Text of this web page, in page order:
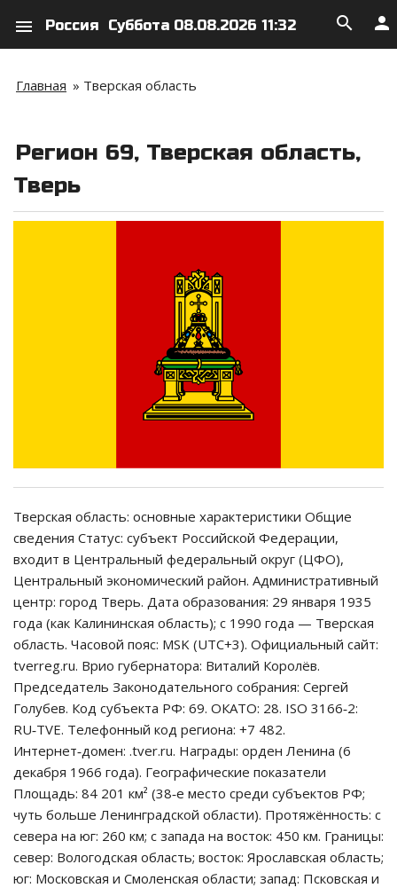
menu Россия Суббота 08.08.2026 11:32 person
search
Главная » Тверская область
Регион 69, Тверская область,
Тверь
Тверская область: основные характеристики Общие
сведения Статус: субъект Российской Федерации,
входит в Центральный федеральный округ (ЦФО),
Центральный экономический район. Административный
центр: город Тверь. Дата образования: 29 января 1935
года (как Калининская область); с 1990 года — Тверская
область. Часовой пояс: MSK (UTC+3). Официальный сайт:
tverreg.ru. Врио губернатора: Виталий Королёв.
Председатель Законодательного собрания: Сергей
Голубев. Код субъекта РФ: 69. ОКАТО: 28. ISO 3166‑2:
RU‑TVE. Телефонный код региона: +7 482.
Интернет‑домен: .tver.ru. Награды: орден Ленина (6
декабря 1966 года). Географические показатели
Площадь: 84 201 км² (38‑е место среди субъектов РФ;
чуть больше Ленинградской области). Протяжённость: с
севера на юг: 260 км; с запада на восток: 450 км. Границы:
север: Вологодская область; восток: Ярославская область;
юг: Московская и Смоленская области; запад: Псковская и